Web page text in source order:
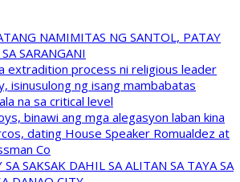
NAMIMITAS NG SANTOL, PATAY
SARANGANI
extradition process ni religious leader
isinusulong ng isang mambabatas
na sa critical level
binawi ang mga alegasyon laban kina
dating House Speaker Romualdez at
Co
SAKSAK DAHIL SA ALITAN SA TAYA SA